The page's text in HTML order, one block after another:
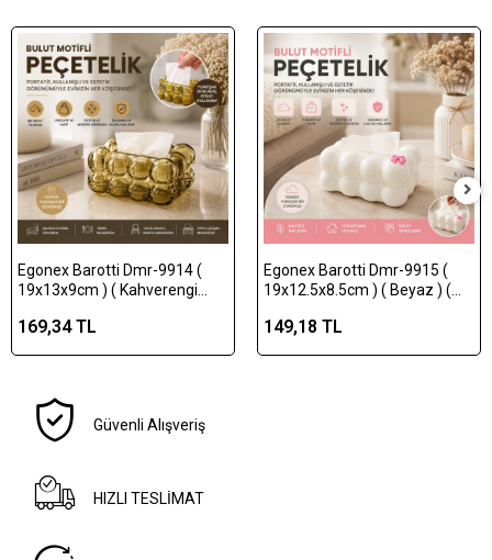
Egonex Barotti Dmr-9914 (
19x13x9cm ) ( Kahverengi
Bubble ) Dekoratif Bulut
169,34 TL
Egonex Barotti Dmr-9915 (
19x12.5x8.5cm ) ( Beyaz ) (
Dekoratif Bulut Peçetelik*70
149,18 TL
Güvenli Alışveriş
HIZLI TESLİMAT